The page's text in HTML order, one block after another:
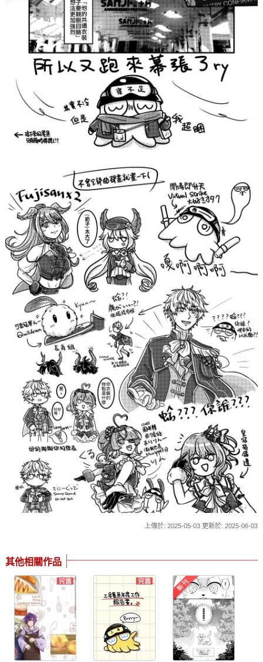
上傳於: 2025-05-03 更新於: 2025-06-03
其他相關作品